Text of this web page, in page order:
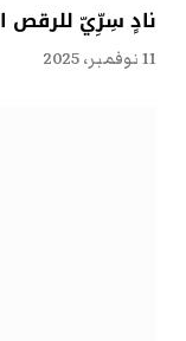
نادٍ سِرِّيّ للرقص
11 نوفمبر، 2025